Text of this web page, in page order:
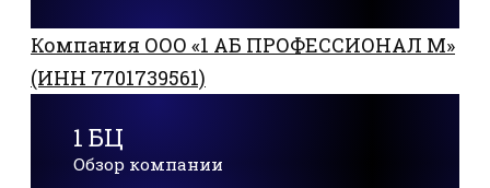
Компания ООО «1 АБ ПРОФЕССИОНАЛ М»
(ИНН 7701739561)
1 БЦ
Обзор компании